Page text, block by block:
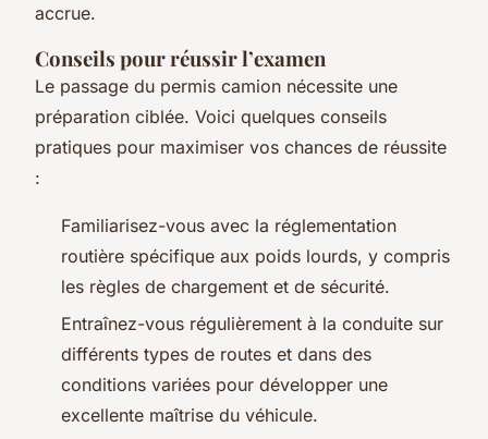
accrue.
Conseils pour réussir l’examen
Le passage du permis camion nécessite une
préparation ciblée. Voici quelques conseils
pratiques pour maximiser vos chances de réussite
:
Familiarisez-vous avec la réglementation
routière spécifique aux poids lourds, y compris
les règles de chargement et de sécurité.
Entraînez-vous régulièrement à la conduite sur
différents types de routes et dans des
conditions variées pour développer une
excellente maîtrise du véhicule.